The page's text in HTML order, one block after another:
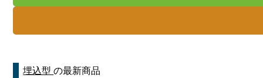
埋込型の最新商品